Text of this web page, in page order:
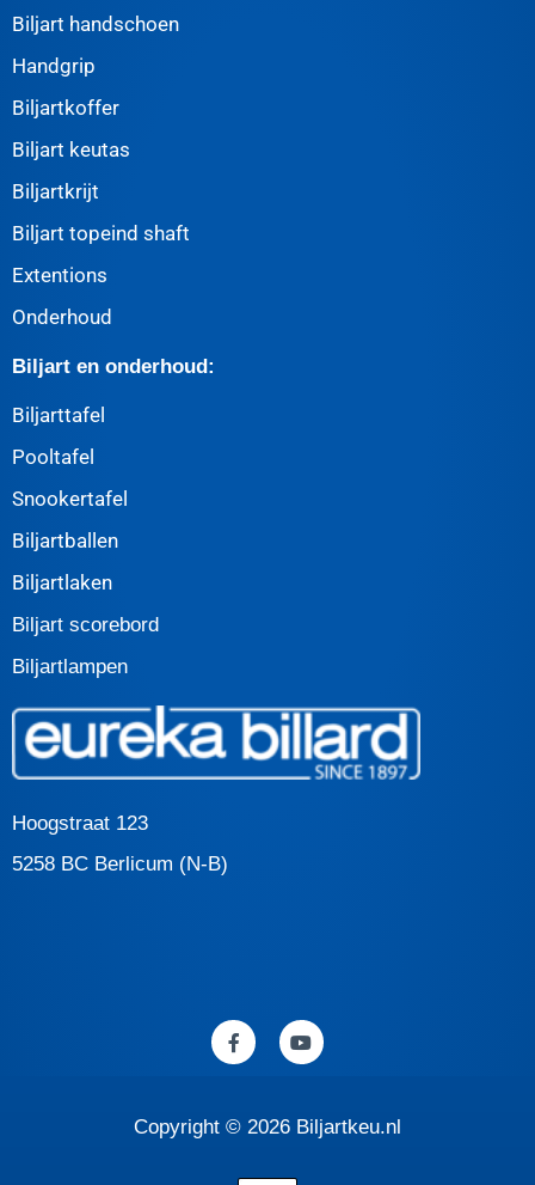
Biljart handschoen
Handgrip
Biljartkoffer
Biljart keutas
Biljartkrijt
Biljart topeind shaft
Extentions
Onderhoud
Biljart en onderhoud:
Biljarttafel
Pooltafel
Snookertafel
Biljartballen
Biljartlaken
Biljart scorebord
Biljartlampen
Hoogstraat 123
5258 BC Berlicum (N-B)
F
a
c
o
Y
o
u
b
Copyright © 2026 Biljartkeu.nl